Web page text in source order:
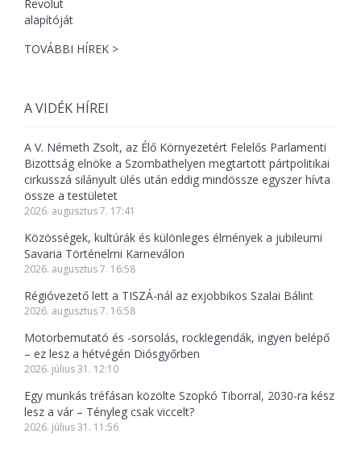
TOVÁBBI HÍREK >
A VIDÉK HÍREI
A V. Németh Zsolt, az Élő Környezetért Felelős Parlamenti
Bizottság elnöke a Szombathelyen megtartott pártpolitikai
cirkusszá silányult ülés után eddig mindössze egyszer hívta
össze a testületet
2026. augusztus 7. 17:41
Közösségek, kultúrák és különleges élmények a jubileumi
Savaria Történelmi Karneválon
2026. augusztus 7. 16:58
Régióvezető lett a TISZÁ-nál az exjobbikos Szalai Bálint
2026. augusztus 7. 16:58
Motorbemutató és -sorsolás, rocklegendák, ingyen belépő
– ez lesz a hétvégén Diósgyőrben
2026. július 31. 12:10
Egy munkás tréfásan közölte Szopkó Tiborral, 2030-ra kész
lesz a vár – Tényleg csak viccelt?
2026. július 31. 11:56